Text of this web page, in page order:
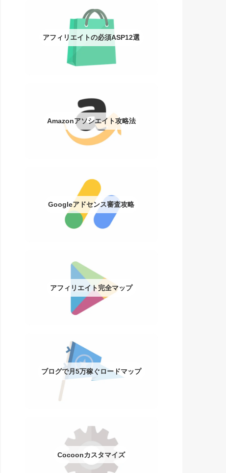
アフィリエイトの必須ASP12選
Amazonアソシエイト攻略法
Googleアドセンス審査攻略
アフィリエイト完全マップ
ブログで月5万稼ぐロードマップ
Cocoonカスタマイズ